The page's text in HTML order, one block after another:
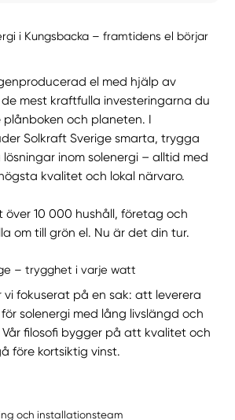
i Kungsbacka – framtidens el börjar
el med hjälp av
mest kraftfulla investeringarna du
och planeten. I
Solkraft Sverige smarta, trygga
inom solenergi – alltid med
kvalitet och lokal närvaro.
över 10 000 hushåll, företag och
om till grön el. Nu är det din tur.
– trygghet i varje watt
fokuserat på en sak: att leverera
solenergi med lång livslängd och
filosofi bygger på att kvalitet och
före kortsiktig vinst.
och installationsteam